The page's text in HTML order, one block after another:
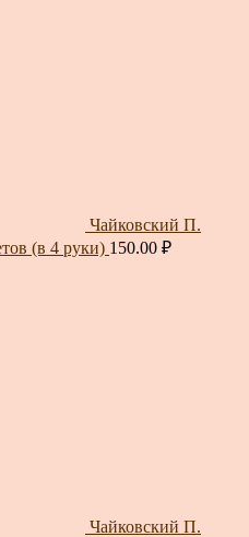
Чайковский П.
(в 4 руки) 150.00 ₽
Чайковский П.